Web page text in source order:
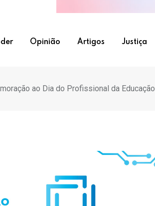
Opinião Artigos Justiça
ao Dia do Profissional da Educação